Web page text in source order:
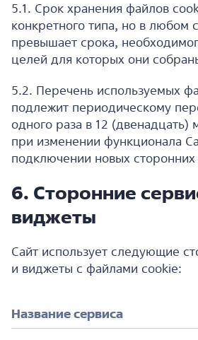
5.1. Срок хранения файлов
конкретного типа, но в любом
превышает срока,
целей для которых они
5.2. Перечень используемых
подлежит периодическому
одного раза в 12 (двенадцать)
при изменении функционала
подключении новых сторонних
6. Сторонние
виджеты
Сайт использует следующие
и виджеты с файлами cookie:
Название сервиса